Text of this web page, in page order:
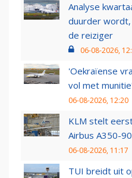
Analyse
duurder
de reiziger
06-08-2026,
'Oekraïense
vol met
06-08-2026, 12:20
KLM stelt
Airbus A350-
06-08-2026, 11:17
TUI breidt uit